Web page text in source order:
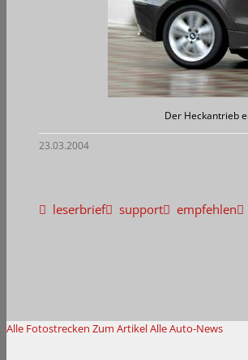
Der Heckantrieb
23.03.2004
leserbrief support empfehlen
Alle Fotostrecken Zum ArtikelAlle Auto-News